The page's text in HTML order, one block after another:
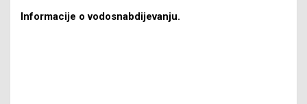
Informacije o vodosnabdijevanju.